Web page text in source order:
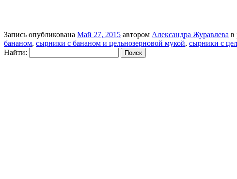
Запись опубликована Май 27, 2015 автором Александра Журавлева в
бананом, сырники с бананом и цельнозерновой мукой, сырники с
Найти: